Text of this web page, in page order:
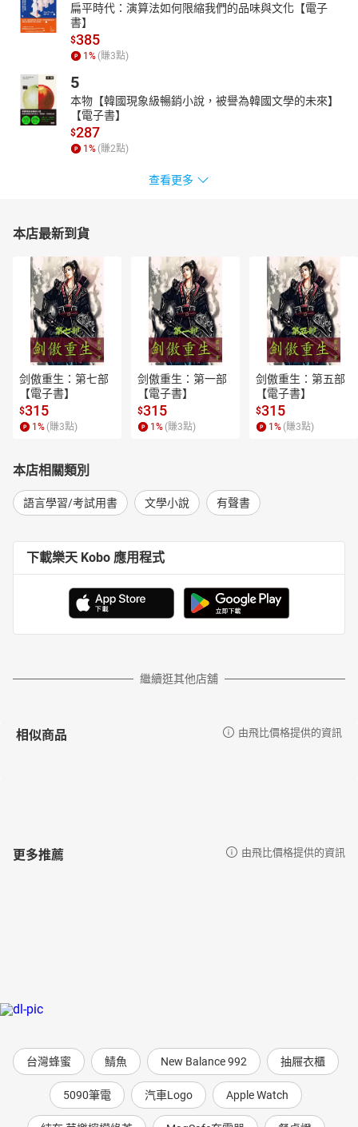
扁平時代：演算法如何限縮我們的品味與文化【電子
書】
$385
1% (賺3點)
5
本物【韓國現象級暢銷小說，被譽為韓國文學的未來】
【電子書】
$287
1% (賺2點)
查看更多
本店最新到貨
剑傲重生：第七部
【電子書】
$315
1 % (賺3點)
剑傲重生：第一部
【電子書】
$315
1 % (賺3點)
剑傲重生：第五部
【電子書】
$315
1 % (賺3點)
本店相關類別
語言學習/考試用書 文學小說 有聲書
下載樂天 Kobo 應用程式
繼續逛其他店舖
相似商品 由飛比價格提供的資訊
更多推薦 由飛比價格提供的資訊
台灣蜂蜜 鯖魚 New Balance 992 抽屜衣櫃
5090筆電 汽車Logo Apple Watch